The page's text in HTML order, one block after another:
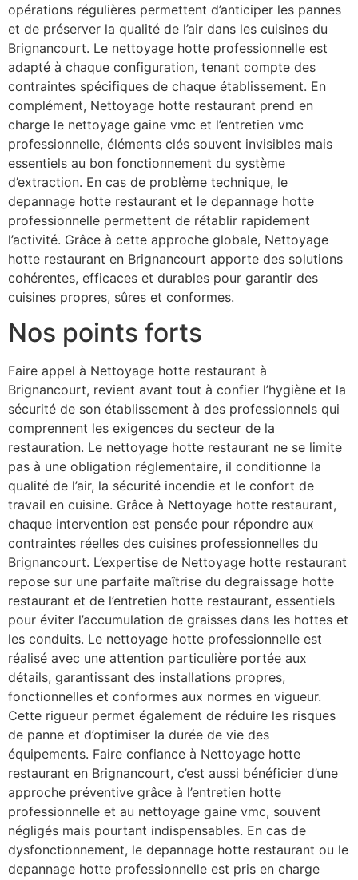
opérations régulières permettent d’anticiper les pannes
et de préserver la qualité de l’air dans les cuisines du
Brignancourt. Le nettoyage hotte professionnelle est
adapté à chaque configuration, tenant compte des
contraintes spécifiques de chaque établissement. En
complément, Nettoyage hotte restaurant prend en
charge le nettoyage gaine vmc et l’entretien vmc
professionnelle, éléments clés souvent invisibles mais
essentiels au bon fonctionnement du système
d’extraction. En cas de problème technique, le
depannage hotte restaurant et le depannage hotte
professionnelle permettent de rétablir rapidement
l’activité. Grâce à cette approche globale, Nettoyage
hotte restaurant en Brignancourt apporte des solutions
cohérentes, efficaces et durables pour garantir des
cuisines propres, sûres et conformes.
Nos points forts
Faire appel à Nettoyage hotte restaurant à
Brignancourt, revient avant tout à confier l’hygiène et la
sécurité de son établissement à des professionnels qui
comprennent les exigences du secteur de la
restauration. Le nettoyage hotte restaurant ne se limite
pas à une obligation réglementaire, il conditionne la
qualité de l’air, la sécurité incendie et le confort de
travail en cuisine. Grâce à Nettoyage hotte restaurant,
chaque intervention est pensée pour répondre aux
contraintes réelles des cuisines professionnelles du
Brignancourt. L’expertise de Nettoyage hotte restaurant
repose sur une parfaite maîtrise du degraissage hotte
restaurant et de l’entretien hotte restaurant, essentiels
pour éviter l’accumulation de graisses dans les hottes et
les conduits. Le nettoyage hotte professionnelle est
réalisé avec une attention particulière portée aux
détails, garantissant des installations propres,
fonctionnelles et conformes aux normes en vigueur.
Cette rigueur permet également de réduire les risques
de panne et d’optimiser la durée de vie des
équipements. Faire confiance à Nettoyage hotte
restaurant en Brignancourt, c’est aussi bénéficier d’une
approche préventive grâce à l’entretien hotte
professionnelle et au nettoyage gaine vmc, souvent
négligés mais pourtant indispensables. En cas de
dysfonctionnement, le depannage hotte restaurant ou le
depannage hotte professionnelle est pris en charge